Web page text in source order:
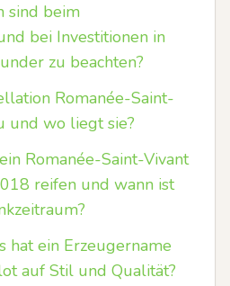
sind beim
bei Investitionen in
zu beachten?
Romanée-Saint-
und wo liegt sie?
Romanée-Saint-Vivant
reifen und wann ist
hat ein Erzeugername
auf Stil und Qualität?